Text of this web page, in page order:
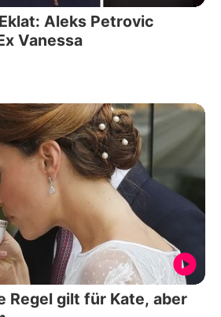
Aleks Petrovic
Vanessa
Regel gilt für Kate, aber